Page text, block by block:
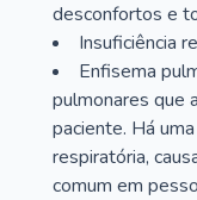
desconfortos e
Insuficiência
Enfisema
pulmonares que
paciente. Há
respiratória,
comum em